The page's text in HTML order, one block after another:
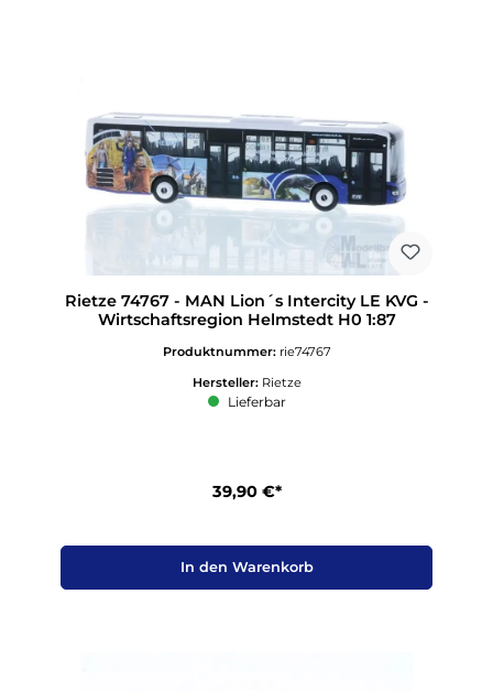
Rietze 74767 - MAN Lion´s Intercity LE KVG -
Wirtschaftsregion Helmstedt H0 1:87
Produktnummer: rie74767
Hersteller: Rietze
Lieferbar
39,90 €*
In den Warenkorb